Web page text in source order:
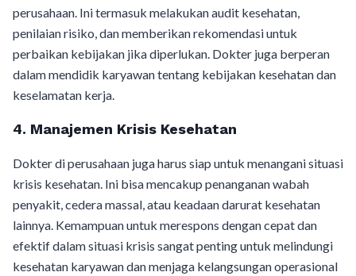
perusahaan. Ini termasuk melakukan audit kesehatan,
penilaian risiko, dan memberikan rekomendasi untuk
perbaikan kebijakan jika diperlukan. Dokter juga berperan
dalam mendidik karyawan tentang kebijakan kesehatan dan
keselamatan kerja.
4. Manajemen Krisis Kesehatan
Dokter di perusahaan juga harus siap untuk menangani situasi
krisis kesehatan. Ini bisa mencakup penanganan wabah
penyakit, cedera massal, atau keadaan darurat kesehatan
lainnya. Kemampuan untuk merespons dengan cepat dan
efektif dalam situasi krisis sangat penting untuk melindungi
kesehatan karyawan dan menjaga kelangsungan operasional